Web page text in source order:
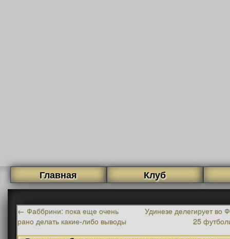
Главная Клуб
← Фаббрини: пока еще очень
рано делать какие-либо выводы
Удинезе делегирует во
25